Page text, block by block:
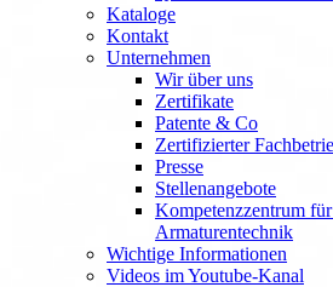
Kataloge
Kontakt
Unternehmen
Wir über uns
Zertifikate
Patente & Co
Zertifizierter
Presse
Stellenangebote
Kompetenzzentrum
Armaturentechnik
Wichtige Informationen
Videos im Youtube-Kanal